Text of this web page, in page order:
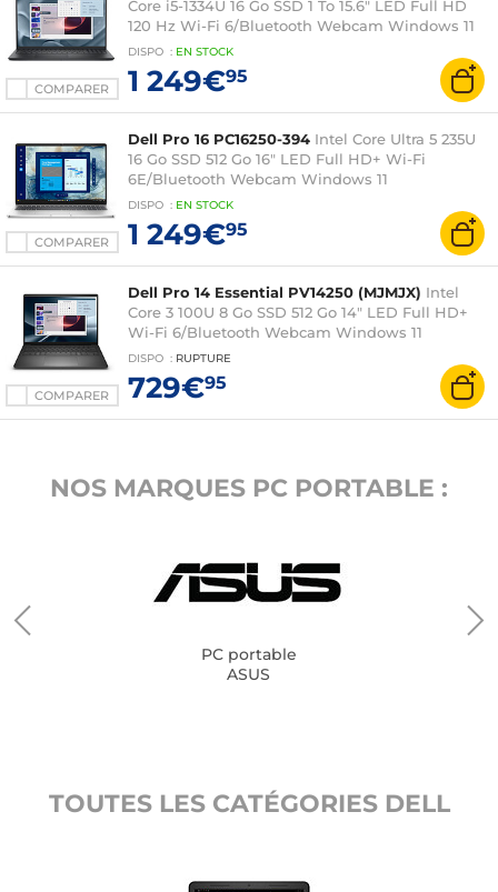
COMPARER
Core i5-1334U 16 Go SSD 1 To 15.6" LED Full HD
120 Hz Wi-Fi 6/Bluetooth Webcam Windows 11
Professionnel
DISPO : EN STOCK
1 249€95
COMPARER
Dell Pro 16 PC16250-394 Intel Core Ultra 5 235U
16 Go SSD 512 Go 16" LED Full HD+ Wi-Fi
6E/Bluetooth Webcam Windows 11
Professionnel
DISPO : EN STOCK
1 249€95
COMPARER
Dell Pro 14 Essential PV14250 (MJMJX) Intel
Core 3 100U 8 Go SSD 512 Go 14" LED Full HD+
Wi-Fi 6/Bluetooth Webcam Windows 11
Professionnel
DISPO : RUPTURE
729€95
NOS MARQUES PC PORTABLE :
PC portable
ASUS
TOUTES LES CATÉGORIES DELL